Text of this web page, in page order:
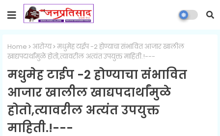
Home आरोग्य मधुमेह टाईप -2 होण्याचा संभावित आजार खालील
खाद्यपदार्थांमुळे होतो,त्यावरील अत्यंत उपयुक्त माहिती.!---
मधुमेह टाईप -2 होण्याचा संभावित
आजार खालील खाद्यपदार्थांमुळे
होतो,त्यावरील अत्यंत उपयुक्त
माहिती.!---